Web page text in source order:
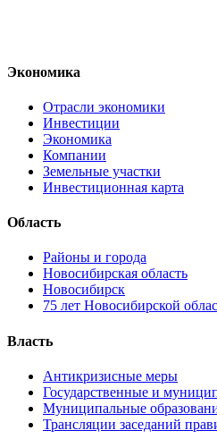
Экономика
Отрасли экономики
Инвестиции
Экономика
Компании
Земельные участки
Инвестиционная карта
Область
Районы и города
Новосибирская область
Новосибирск
75 лет Новосибирской
Власть
Антикризисные меры
Государственные и
Муниципальные
Трансляции заседаний